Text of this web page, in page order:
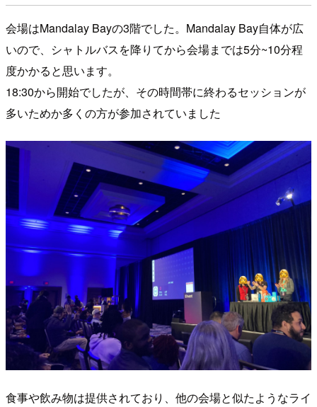
会場はMandalay Bayの3階でした。Mandalay Bay自体が広
いので、シャトルバスを降りてから会場までは5分~10分程
度かかると思います。
18:30から開始でしたが、その時間帯に終わるセッションが
多いためか多くの方が参加されていました
食事や飲み物は提供されており、他の会場と似たようなライ